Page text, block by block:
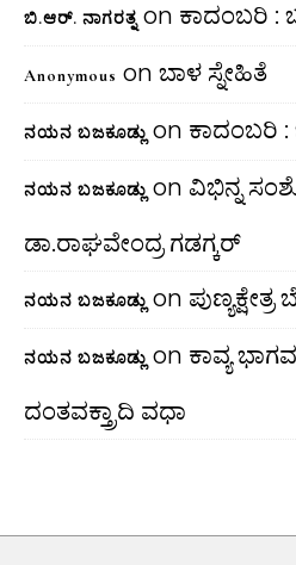
ಬಿ.ಆರ್. ನಾಗರತ್ನ on ಕಾದಂಬರಿ :
Anonymous on ಬಾಳ ಸ್ನೇಹಿತೆ
ನಯನ ಬಜಕೂಡ್ಲು on ಕಾದಂಬರಿ :
ನಯನ ಬಜಕೂಡ್ಲು on ವಿಭಿನ್ನ
ಡಾ.ರಾಘವೇಂದ್ರ ಗಡಗ್ಕರ್
ನಯನ ಬಜಕೂಡ್ಲು on
ನಯನ ಬಜಕೂಡ್ಲು on ಕಾವ್ಯ
ದಂತವಕ್ತ್ರಾದಿ ವಧಾ